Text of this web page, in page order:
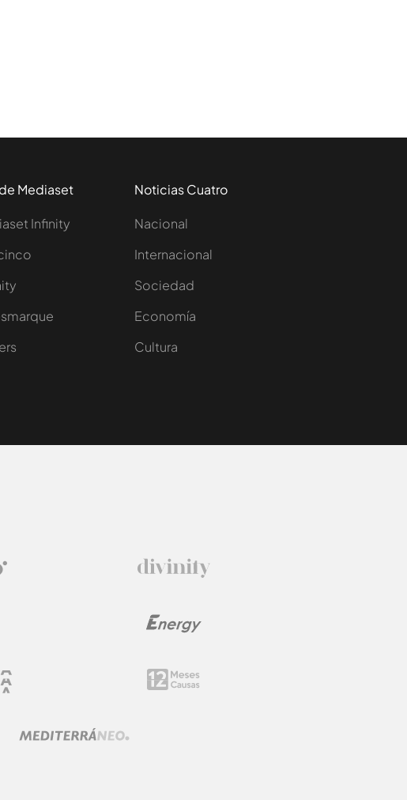
Mediaset
Infinity
Noticias Cuatro
Nacional
Internacional
Sociedad
Economía
Cultura